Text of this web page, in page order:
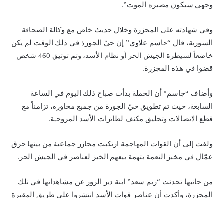
وجهي سيكون مصيره الموت”.
وفي شهادته على المجزرة وخلال حديث خاص مع وكالة الصحافة
السورية، قال “جاسم علاوي” إن حيّ الجورة في ذلك الوقت لم يكن
خاضعاً لسيطرة الجيش الحر أو نظام الأسد، وتم توثيق 460 شخص
قضوا في هذه المجزرة.
وأضاف “جاسم” أن الحملة بدأت صباح ذلك اليوم في الساعة
السابعة، حيث تم تطويق حيّ الجورة من جميع محاوره، تزامناً مع
قطع الاتصالات وتحليق مكثف لطائرات الأسد المروحية.
ولفت إلى أن القوات المهاجمة ارتكبت مجازر جماعية من بينها حرق
عمّال في مخبز النعمة بتهمة بيعهم الخبز لعناصر في الجيش الحر.
من جانبها تحدثت “ريم سعد” ابنة دير الزور عن مشاهداتها في تلك
المجزرة، وأكدت أن عناصر قوات الأسد انتشروا على طريق المقبرة